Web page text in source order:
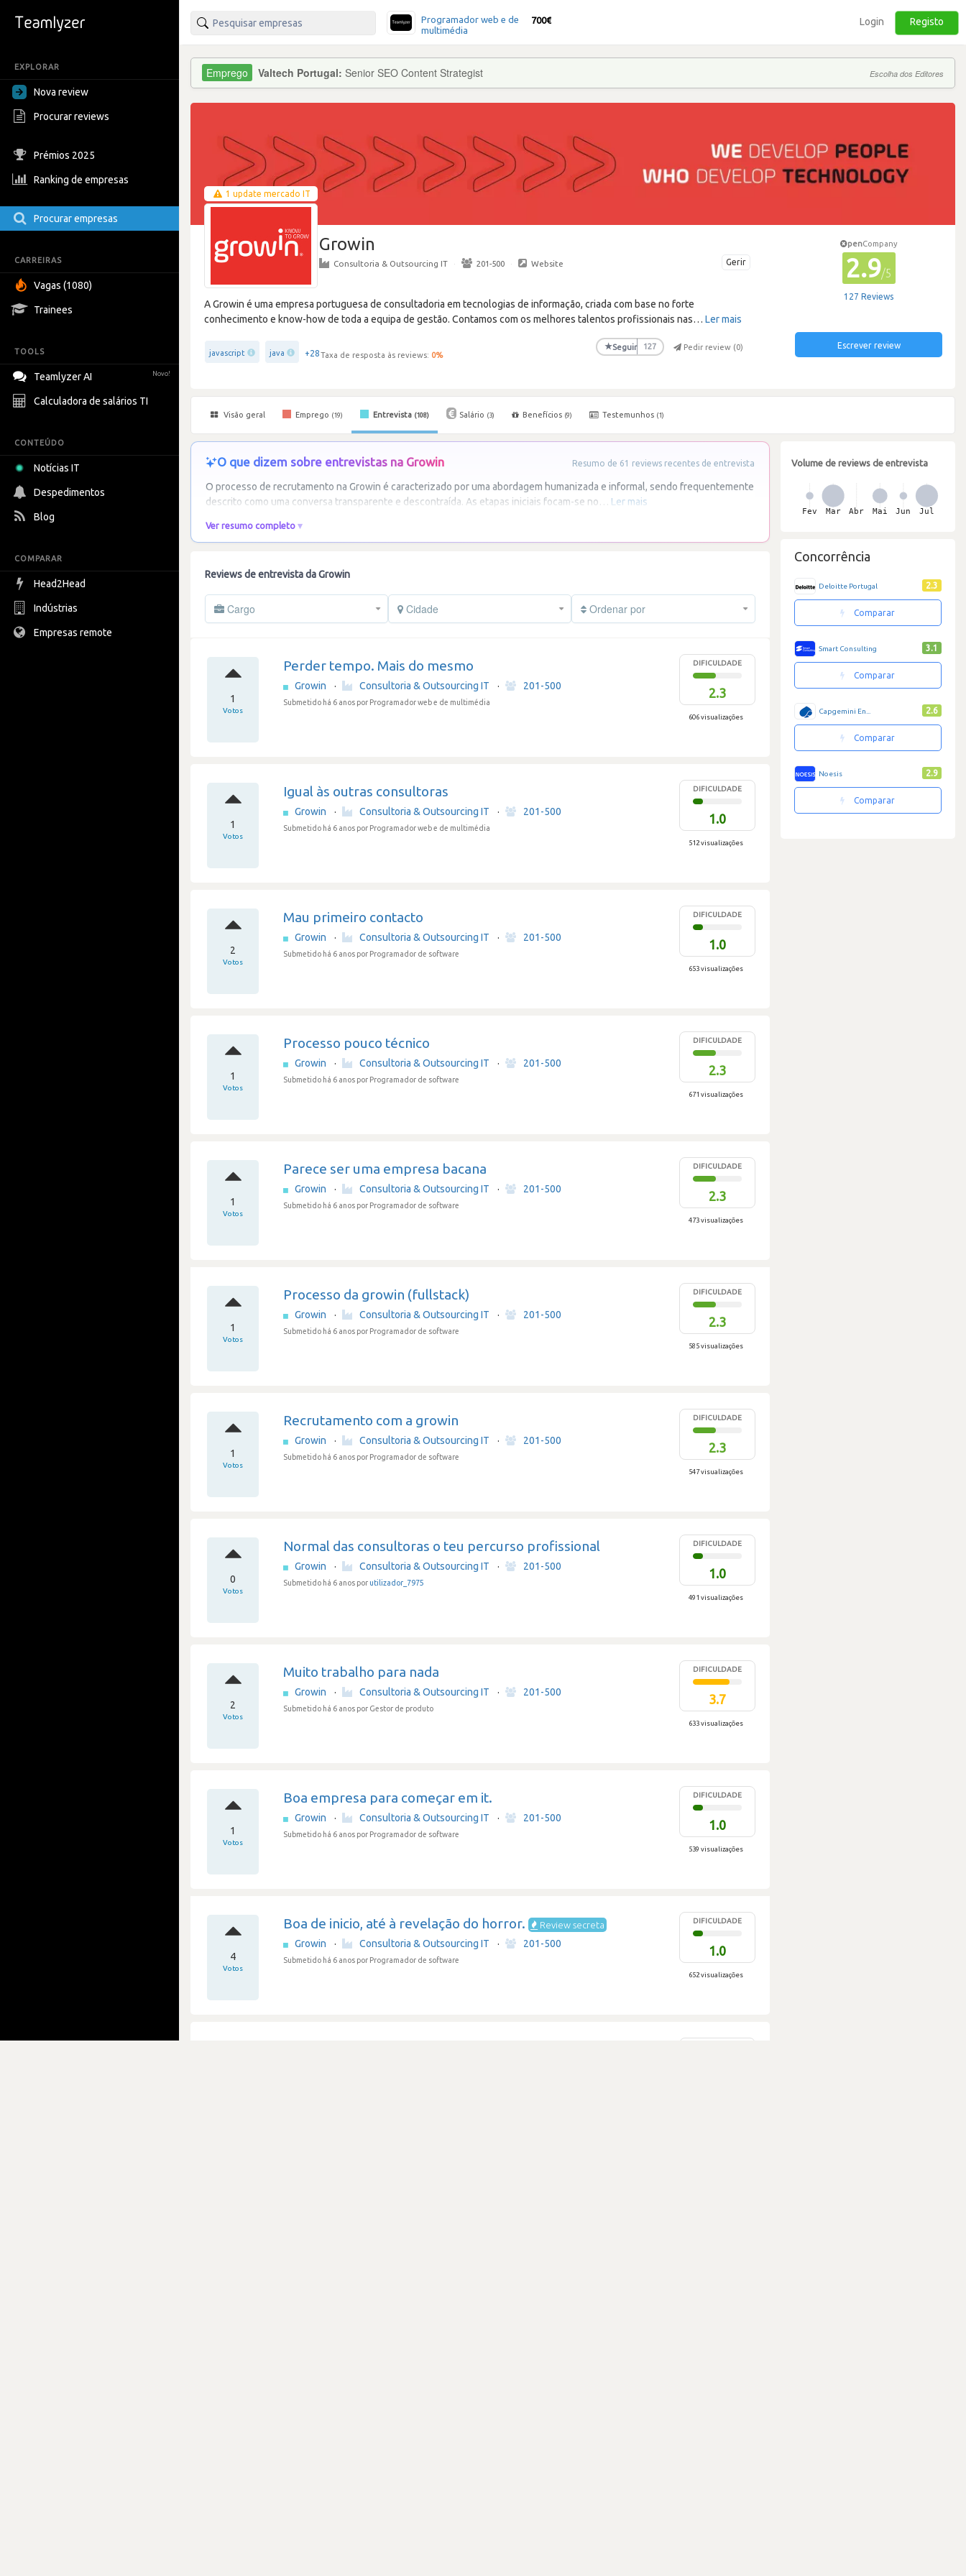
EXPLORAR
Nova review
Procurar reviews
Prémios 2025
Ranking de empresas
Procurar empresas
CARREIRAS
Vagas (1080)
Trainees
TOOLS
Teamlyzer AI Novo!
Calculadora de salários TI
CONTEÚDO
Notícias IT
Despedimentos
Blog
COMPARAR
Head2Head
Indústrias
Empresas remote
Programador web e de
multimédia
700€ Login Registo
Valtech Portugal: Senior SEO Content Strategist Escolha dos Editores
1 update mercado IT
Growin
Gerir
Consultoria & Outsourcing IT · 201-500 · Website
A Growin é uma empresa portuguesa de consultadoria em tecnologias de informação, criada com base no forte
conhecimento e know-how de toda a equipa de gestão. Contamos com os melhores talentos profissionais nas… Ler mais
javascript java +28Taxa de resposta às reviews: 0%
★Seguir 127 Pedir review (0)
penCompany
2.9/5
127 Reviews
Escrever review
Visão geral Emprego (19) Entrevista (108) Salário (3) Benefícios (9) Testemunhos (1)
O que dizem sobre entrevistas na Growin Resumo de 61 reviews recentes de entrevista
O processo de recrutamento na Growin é caracterizado por uma abordagem humanizada e informal, sendo frequentemente
descrito como uma conversa transparente e descontraída. As etapas iniciais focam-se no… Ler mais
Ver resumo completo
Reviews de entrevista da Growin
Cargo Cidade Ordenar por
1
Votos
Perder tempo. Mais do mesmo
Growin · Consultoria & Outsourcing IT · 201-500
Submetido há 6 anos por Programador web e de multimédia
DIFICULDADE
2.3
606 visualizações
1
Votos
Igual às outras consultoras
Growin · Consultoria & Outsourcing IT · 201-500
Submetido há 6 anos por Programador web e de multimédia
DIFICULDADE
1.0
512 visualizações
2
Votos
Mau primeiro contacto
Growin · Consultoria & Outsourcing IT · 201-500
Submetido há 6 anos por Programador de software
DIFICULDADE
1.0
653 visualizações
1
Votos
Processo pouco técnico
Growin · Consultoria & Outsourcing IT · 201-500
Submetido há 6 anos por Programador de software
DIFICULDADE
2.3
671 visualizações
1
Votos
Parece ser uma empresa bacana
Growin · Consultoria & Outsourcing IT · 201-500
Submetido há 6 anos por Programador de software
DIFICULDADE
2.3
473 visualizações
1
Votos
Processo da growin (fullstack)
Growin · Consultoria & Outsourcing IT · 201-500
Submetido há 6 anos por Programador de software
DIFICULDADE
2.3
585 visualizações
1
Votos
Recrutamento com a growin
Growin · Consultoria & Outsourcing IT · 201-500
Submetido há 6 anos por Programador de software
DIFICULDADE
2.3
547 visualizações
0
Votos
Normal das consultoras o teu percurso profissional
Growin · Consultoria & Outsourcing IT · 201-500
Submetido há 6 anos por utilizador_7975
DIFICULDADE
1.0
491 visualizações
2
Votos
Muito trabalho para nada
Growin · Consultoria & Outsourcing IT · 201-500
Submetido há 6 anos por Gestor de produto
DIFICULDADE
3.7
633 visualizações
1
Votos
Boa empresa para começar em it.
Growin · Consultoria & Outsourcing IT · 201-500
Submetido há 6 anos por Programador de software
DIFICULDADE
1.0
539 visualizações
4
Votos
Boa de inicio, até à revelação do horror. Review secreta
Growin · Consultoria & Outsourcing IT · 201-500
Submetido há 6 anos por Programador de software
DIFICULDADE
1.0
652 visualizações
Volume de reviews de entrevista
Concorrência
Deloitte Portugal 2.3
Comparar
Smart Consulting 3.1
Comparar
Capgemini En... 2.6
Comparar
Noesis 2.9
Comparar